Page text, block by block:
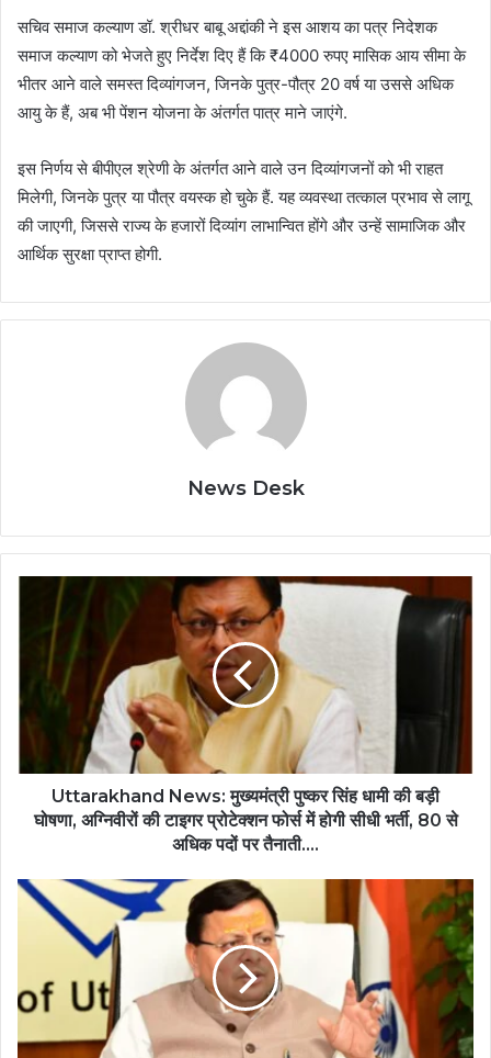
सचिव समाज कल्याण डॉ. श्रीधर बाबू अद्दांकी ने इस आशय का पत्र निदेशक
समाज कल्याण को भेजते हुए निर्देश दिए हैं कि ₹4000 रुपए मासिक आय सीमा के
भीतर आने वाले समस्त दिव्यांगजन, जिनके पुत्र-पौत्र 20 वर्ष या उससे अधिक
आयु के हैं, अब भी पेंशन योजना के अंतर्गत पात्र माने जाएंगे.
इस निर्णय से बीपीएल श्रेणी के अंतर्गत आने वाले उन दिव्यांगजनों को भी राहत
मिलेगी, जिनके पुत्र या पौत्र वयस्क हो चुके हैं. यह व्यवस्था तत्काल प्रभाव से लागू
की जाएगी, जिससे राज्य के हजारों दिव्यांग लाभान्वित होंगे और उन्हें सामाजिक और
आर्थिक सुरक्षा प्राप्त होगी.
News Desk
Uttarakhand News: मुख्यमंत्री पुष्कर सिंह धामी की बड़ी
घोषणा, अग्निवीरों की टाइगर प्रोटेक्शन फोर्स में होगी सीधी भर्ती, 80 से
अधिक पदों पर तैनाती....